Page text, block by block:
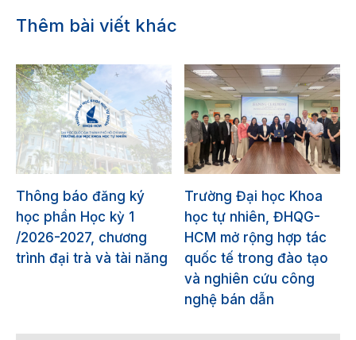
Thêm bài viết khác
Thông báo đăng ký
học phần Học kỳ 1
/2026-2027, chương
trình đại trà và tài năng
Trường Đại học Khoa
học tự nhiên, ĐHQG-
HCM mở rộng hợp tác
quốc tế trong đào tạo
và nghiên cứu công
nghệ bán dẫn